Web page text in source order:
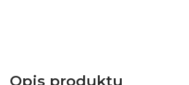
Opis produktu